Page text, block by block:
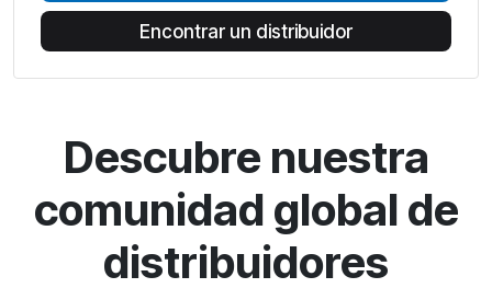
Encontrar un distribuidor
Descubre nuestra
comunidad global de
distribuidores